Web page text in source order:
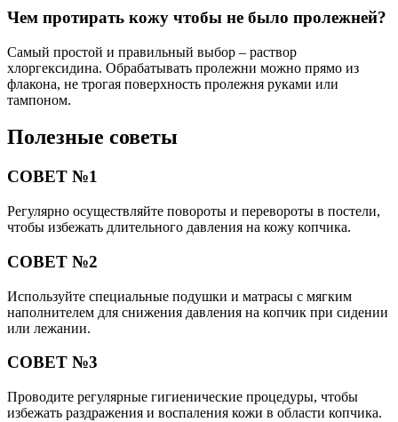
Чем протирать кожу чтобы не было пролежней?
Самый простой и правильный выбор – раствор
хлоргексидина. Обрабатывать пролежни можно прямо из
флакона, не трогая поверхность пролежня руками или
тампоном.
Полезные советы
СОВЕТ №1
Регулярно осуществляйте повороты и перевороты в постели,
чтобы избежать длительного давления на кожу копчика.
СОВЕТ №2
Используйте специальные подушки и матрасы с мягким
наполнителем для снижения давления на копчик при сидении
или лежании.
СОВЕТ №3
Проводите регулярные гигиенические процедуры, чтобы
избежать раздражения и воспаления кожи в области копчика.